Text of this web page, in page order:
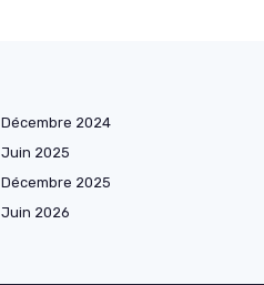
Décembre 2024
Juin 2025
Décembre 2025
Juin 2026